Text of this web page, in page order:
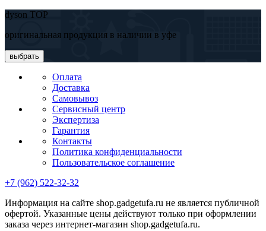
dyson TOP
оригинальная продукция в наличии в уфе
выбрать
Оплата
Доставка
Самовывоз
Сервисный центр
Экспертиза
Гарантия
Контакты
Политика конфиденциальности
Пользовательское соглашение
+7 (962) 522-32-32
Информация на сайте shop.gadgetufa.ru не является публичной
офертой. Указанные цены действуют только при оформлении
заказа через интернет-магазин shop.gadgetufa.ru.